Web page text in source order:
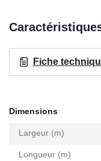
Fiche
Dimensions
Largeur (m)
Longueur (m)